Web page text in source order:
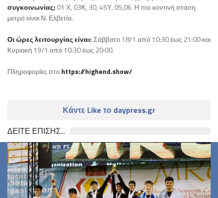
συγκοινωνίας: 01 Χ, 03Κ, 30, 45Υ, 05,06. Η πιο κοντινή στάση
μετρό είναι Ν. Ελβετία.
Οι ώρες λειτουργίας είναι:Σάββατο 18/1 από 10:30 έως 21:00 και
Κυριακή 19/1 από 10:30 έως 20:00.
Πληροφορίες στοhttps://highend.show/
Κάντε Like το daypress.gr
ΔΕΙΤΕ ΕΠΙΣΗΣ...